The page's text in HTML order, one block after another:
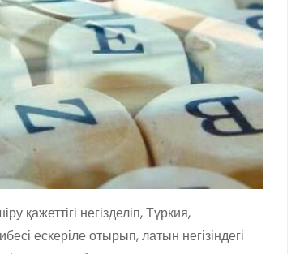
қажеттігі негізделіп, Түркия,
ескеріле отырып, латын негізіндегі